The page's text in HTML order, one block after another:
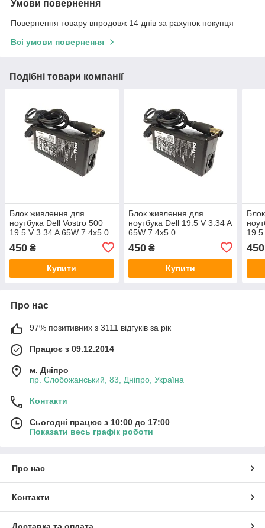
Умови повернення
Повернення товару впродовж 14 днів за рахунок покупця
Всі умови повернення
Подібні товари компанії
Блок живлення для
ноутбука Dell Vostro 500
19.5 V 3.34 A 65W 7.4x5.0
450 ₴
Купити
Блок живлення для
ноутбука Dell 19.5 V 3.34 A
65W 7.4x5.0
450₴
Купити
450
Про нас
97% позитивних з 3111 відгуків за рік
Працює з 09.12.2014
м. Дніпро
пр. Слобожанський, 83, Дніпро, Україна
Контакти
Сьогодні працює з 10:00 до 17:00
Показати весь графік роботи
Про нас
Контакти